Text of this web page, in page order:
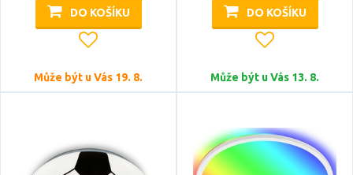
DO KOŠÍKU
Může být u Vás 19. 8.
DO KOŠÍKU
Může být u Vás 13. 8.